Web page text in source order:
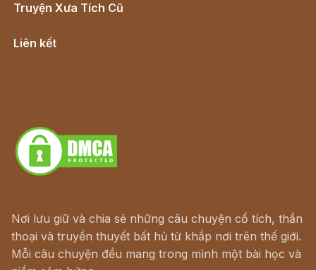
Truyện Xưa Tích Cũ
Liên kết
Nơi lưu giữ và chia sẻ những câu chuyện cổ tích, thần
thoại và truyền thuyết bất hủ từ khắp nơi trên thế giới.
Mỗi câu chuyện đều mang trong mình một bài học và